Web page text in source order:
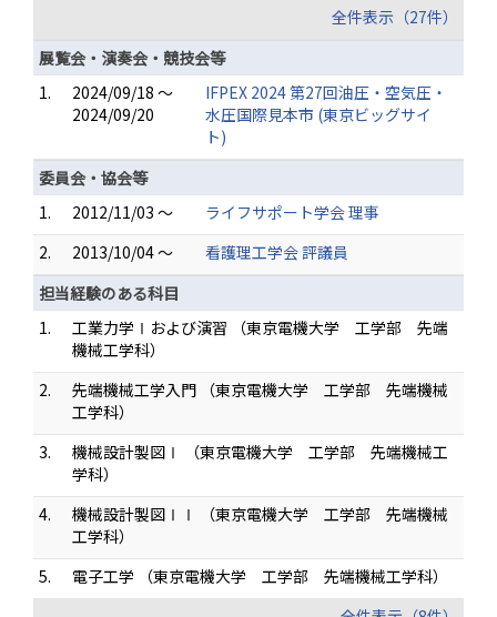
全件表示（27件）
展覧会・演奏会・競技会等
1.
2024/09/18 ～
2024/09/20
IFPEX 2024 第27回油圧・空気圧・
水圧国際見本市 (東京ビッグサイ
ト)
委員会・協会等
1.
2012/11/03 ～
ライフサポート学会 理事
2.
2013/10/04 ～
看護理工学会 評議員
担当経験のある科目
1.
工業力学Ⅰおよび演習 （東京電機大学 工学部 先端
機械工学科）
2.
先端機械工学入門 （東京電機大学 工学部 先端機械
工学科）
3.
機械設計製図Ⅰ （東京電機大学 工学部 先端機械工
学科）
4.
機械設計製図ⅠⅠ （東京電機大学 工学部 先端機械
工学科）
5.
電子工学 （東京電機大学 工学部 先端機械工学科）